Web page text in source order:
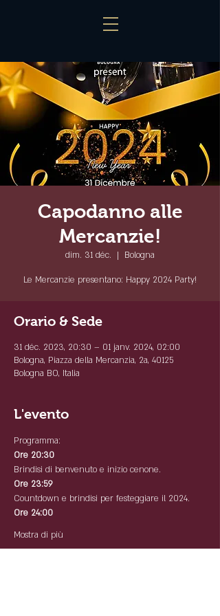
Capodanno alle
Mercanzie!
dim. 31 déc.
  |
Bologna
Le Mercanzie presentano: Happy 2024 Party!
Orario & Sede
31 déc. 2023, 20:30 – 01 janv. 2024, 02:00
Bologna, Piazza della Mercanzia, 2a, 40125
Bologna BO, Italia
L'evento
Programma:
Ore 20:30
Brindisi di benvenuto e inizio cenone.
Ore 23:59
Countdown e brindisi per festeggiare il 2024.
Ore 24:00
Mostra di più